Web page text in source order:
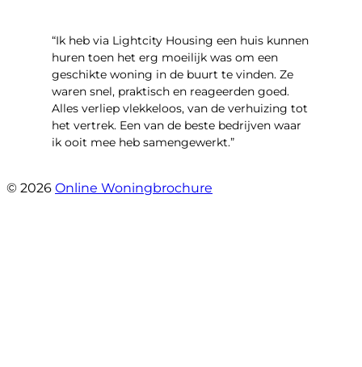
“Ik heb via Lightcity Housing een huis kunnen
huren toen het erg moeilijk was om een ​​
geschikte woning in de buurt te vinden. Ze
waren snel, praktisch en reageerden goed.
Alles verliep vlekkeloos, van de verhuizing tot
het vertrek. Een van de beste bedrijven waar
ik ooit mee heb samengewerkt.”
© 2026 Online Woningbrochure